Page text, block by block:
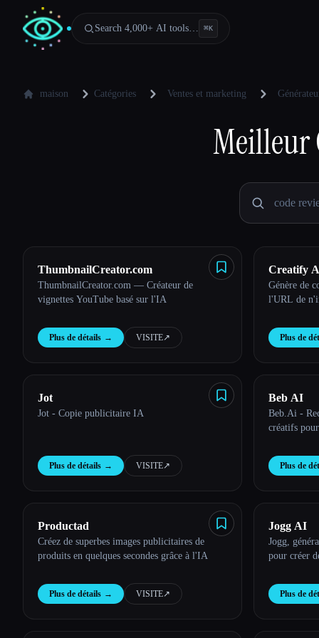
Search 4,000+ AI tools… ⌘K
maison Catégories Ventes et marketing
Meilleur
ThumbnailCreator.com
ThumbnailCreator.com — Créateur de
vignettes YouTube basé sur l'IA
Plus de détails → VISITE↗︎
Creatify
Génère de
l'URL de
Plus de
Jot
Jot - Copie publicitaire IA
Plus de détails → VISITE↗︎
Beb AI
Beb.Ai -
créatifs
Plus de
Productad
Créez de superbes images publicitaires de
produits en quelques secondes grâce à l'IA
Plus de détails → VISITE↗︎
Jogg AI
Jogg,
pour créer
Plus de